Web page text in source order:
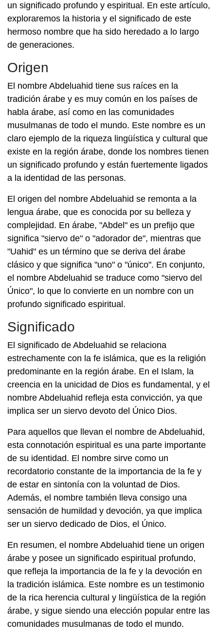
un significado profundo y espiritual. En este artículo,
exploraremos la historia y el significado de este
hermoso nombre que ha sido heredado a lo largo
de generaciones.
Origen
El nombre Abdeluahid tiene sus raíces en la
tradición árabe y es muy común en los países de
habla árabe, así como en las comunidades
musulmanas de todo el mundo. Este nombre es un
claro ejemplo de la riqueza lingüística y cultural que
existe en la región árabe, donde los nombres tienen
un significado profundo y están fuertemente ligados
a la identidad de las personas.
El origen del nombre Abdeluahid se remonta a la
lengua árabe, que es conocida por su belleza y
complejidad. En árabe, "Abdel" es un prefijo que
significa "siervo de" o "adorador de", mientras que
"Uahid" es un término que se deriva del árabe
clásico y que significa "uno" o "único". En conjunto,
el nombre Abdeluahid se traduce como "siervo del
Único", lo que lo convierte en un nombre con un
profundo significado espiritual.
Significado
El significado de Abdeluahid se relaciona
estrechamente con la fe islámica, que es la religión
predominante en la región árabe. En el Islam, la
creencia en la unicidad de Dios es fundamental, y el
nombre Abdeluahid refleja esta convicción, ya que
implica ser un siervo devoto del Único Dios.
Para aquellos que llevan el nombre de Abdeluahid,
esta connotación espiritual es una parte importante
de su identidad. El nombre sirve como un
recordatorio constante de la importancia de la fe y
de estar en sintonía con la voluntad de Dios.
Además, el nombre también lleva consigo una
sensación de humildad y devoción, ya que implica
ser un siervo dedicado de Dios, el Único.
En resumen, el nombre Abdeluahid tiene un origen
árabe y posee un significado espiritual profundo,
que refleja la importancia de la fe y la devoción en
la tradición islámica. Este nombre es un testimonio
de la rica herencia cultural y lingüística de la región
árabe, y sigue siendo una elección popular entre las
comunidades musulmanas de todo el mundo.